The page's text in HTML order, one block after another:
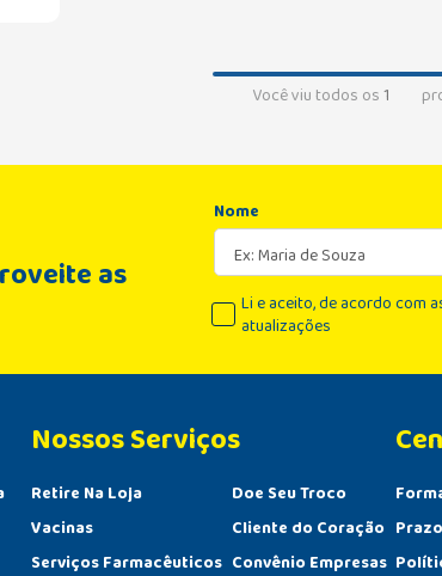
Você viu todos os1
as
Nome
Li e aceito, de acordo com
atualizações
Retire Na Loja
Vacinas
Serviços Farmacêuticos
Doe Seu Troco
Cliente do Coração
Convênio Empresas